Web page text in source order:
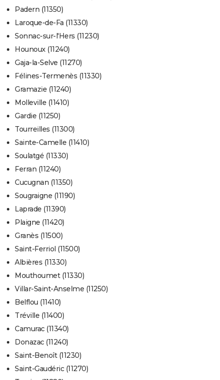
Padern (11350)
Laroque-de-Fa (11330)
Sonnac-sur-l'Hers (11230)
Hounoux (11240)
Gaja-la-Selve (11270)
Félines-Termenès (11330)
Gramazie (11240)
Molleville (11410)
Gardie (11250)
Tourreilles (11300)
Sainte-Camelle (11410)
Soulatgé (11330)
Ferran (11240)
Cucugnan (11350)
Sougraigne (11190)
Laprade (11390)
Plaigne (11420)
Granès (11500)
Saint-Ferriol (11500)
Albières (11330)
Mouthoumet (11330)
Villar-Saint-Anselme (11250)
Belflou (11410)
Tréville (11400)
Camurac (11340)
Donazac (11240)
Saint-Benoît (11230)
Saint-Gaudéric (11270)